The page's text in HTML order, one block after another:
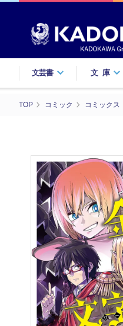
文芸書 文庫
TOP コミック コミックス